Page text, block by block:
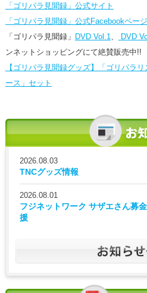
「ゴリパラ見聞録」公式サイト
「ゴリパラ見聞録」公式Facebookページ
「ゴリパラ見聞録」 DVD Vol.1 DVD
ンネットショッピングにて絶賛販売中!!
【ゴリパラ見聞録グッズ】「ゴリパラ
ース」セット
2026.08.03
TNCグッズ情報
2026.08.01
フジネットワーク サザエさん募
援